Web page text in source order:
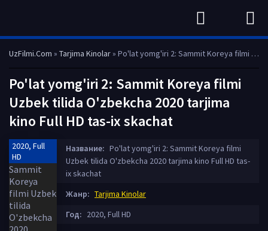
UzFilmi.Com » Tarjima Kinolar» Po'lat yomg'iri 2: Sammit Koreya filmi Uzbek tilida O'zbekcha 2020 tarjima kino Full HD tas-ix skachat
Po'lat yomg'iri 2: Sammit Koreya filmi
Uzbek tilida O'zbekcha 2020 tarjima
kino Full HD tas-ix skachat
2020, Full
HD
Название: Po'lat yomg'iri 2: Sammit Koreya filmi
Uzbek tilida O'zbekcha 2020 tarjima kino Full HD tas-
ix skachat
Жанр: Tarjima Kinolar
Год: 2020, Full HD